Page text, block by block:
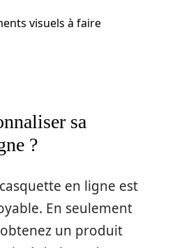
visuels à faire
sa
?
en ligne est
En seulement
un produit